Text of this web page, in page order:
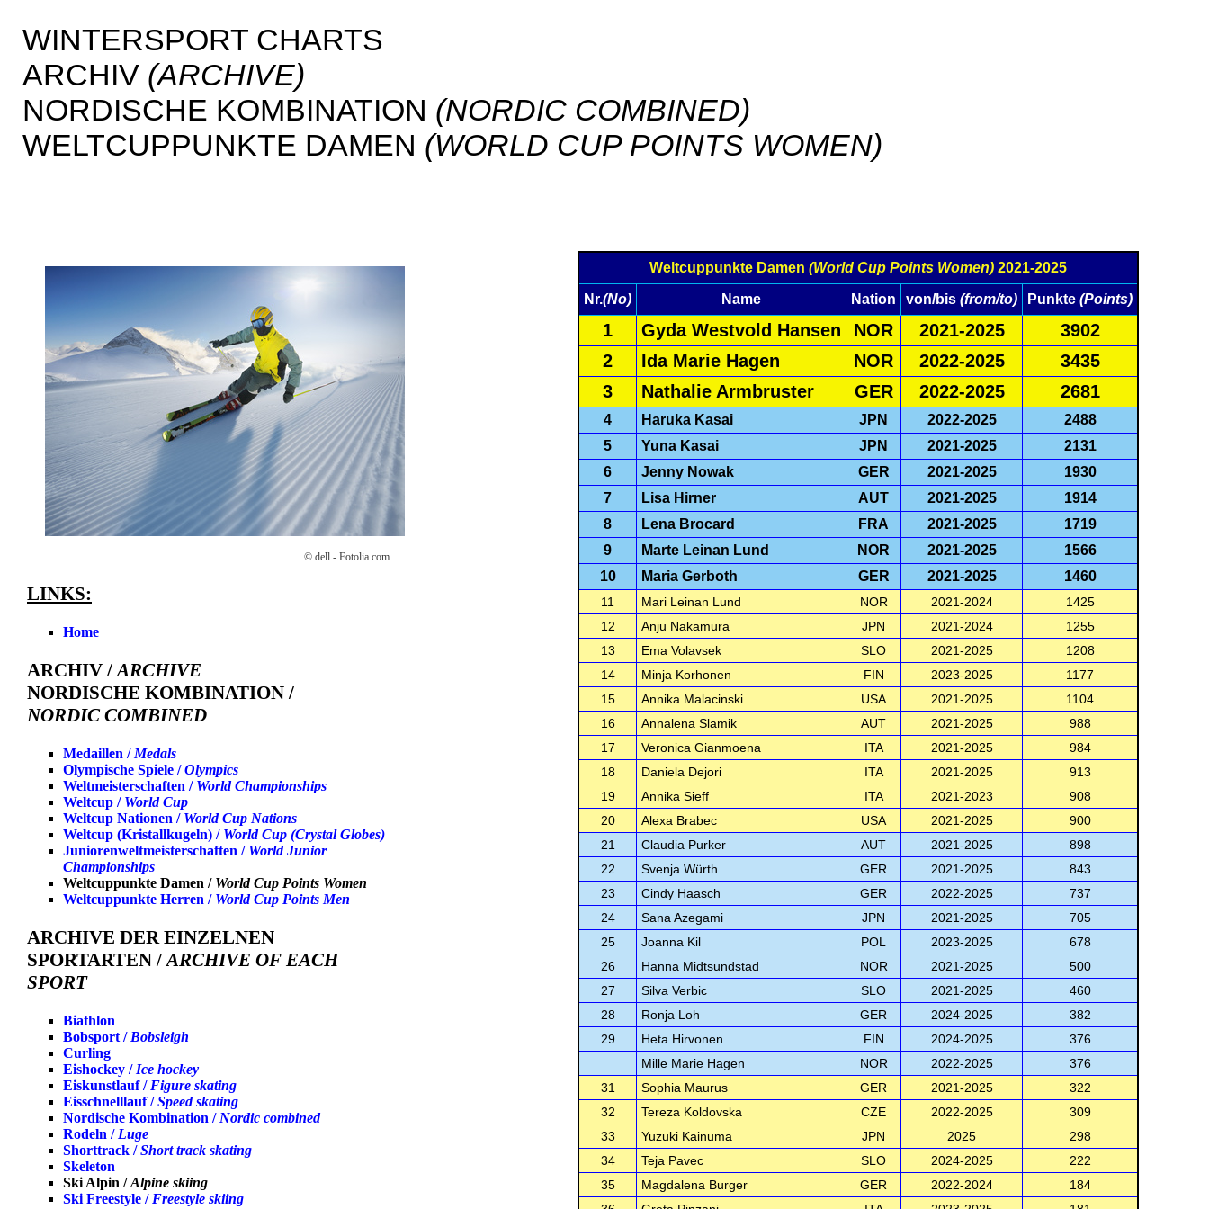
WINTERSPORT CHARTS
ARCHIV (ARCHIVE)
NORDISCHE KOMBINATION (NORDIC COMBINED)
WELTCUPPUNKTE DAMEN (WORLD CUP POINTS WOMEN)
© dell - Fotolia.com
LINKS:
Home
ARCHIV /ARCHIVE
NORDISCHE KOMBINATION /
NORDIC COMBINED
Medaillen / Medals
Olympische Spiele /Olympics
Weltmeisterschaften / World Championships
Weltcup / World Cup
Weltcup Nationen / World Cup Nations
Weltcup (Kristallkugeln) / World Cup (Crystal Globes)
Juniorenweltmeisterschaften / World Junior
Championships
Weltcuppunkte Damen / World Cup Points Women
Weltcuppunkte Herren / World Cup Points Men
ARCHIVE DER EINZELNEN
SPORTARTEN /ARCHIVE OF EACH
SPORT
Biathlon
Bobsport / Bobsleigh
Curling
Eishockey / Ice hockey
Eiskunstlauf / Figure skating
Eisschnelllauf /Speed skating
Nordische Kombination / Nordic combined
Rodeln / Luge
Shorttrack /Short track skating
Skeleton
Ski Alpin /Alpine skiing
Ski Freestyle / Freestyle skiing
Weltcuppunkte Damen(World Cup Points Women) 2021-2025
Nr.(No) Name Nation von/bis(from/to) Punkte(Points)
1 Gyda Westvold Hansen NOR 2021-2025
3902
2
Ida Marie Hagen NOR 2022-2025
3435
3
Nathalie Armbruster GER 2022-2025 2681
4 Haruka Kasai JPN 2022-2025
2488
5
Yuna Kasai JPN 2021-2025
2131
6
Jenny Nowak GER 2021-2025
1930
7
Lisa Hirner AUT 2021-2025
1914
8
Lena Brocard FRA 2021-2025
1719
9
Marte Leinan Lund NOR 2021-2025
1566
10
Maria Gerboth GER 2021-2025 1460
11 Mari Leinan Lund NOR 2021-2024
1425
12
Anju Nakamura JPN 2021-2024
1255
13
Ema Volavsek SLO 2021-2025
1208
14
Minja Korhonen FIN 2023-2025
1177
15
Annika Malacinski USA 2021-2025
1104
16
Annalena Slamik AUT 2021-2025
988
17
Veronica Gianmoena ITA 2021-2025
984
18
Daniela Dejori ITA 2021-2025
913
19
Annika Sieff ITA 2021-2023
908
20
Alexa Brabec USA 2021-2025
900
21
Claudia Purker AUT 2021-2025
898
22
Svenja Würth GER 2021-2025
843
23
Cindy Haasch GER 2022-2025
737
24
Sana Azegami JPN 2021-2025
705
25
Joanna Kil POL 2023-2025
678
26
Hanna Midtsundstad NOR 2021-2025
500
27
Silva Verbic SLO 2021-2025
460
28
Ronja Loh GER 2024-2025
382
29
Heta Hirvonen FIN 2024-2025
376
Mille Marie Hagen
NOR 2022-2025
376
31
Sophia Maurus GER 2021-2025
322
32
Tereza Koldovska CZE 2022-2025
309
33
Yuzuki Kainuma JPN 2025
298
34
Teja Pavec SLO 2024-2025
222
35
Magdalena Burger GER 2022-2024
184